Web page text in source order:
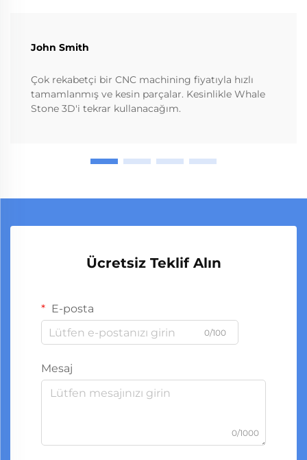
John Smith
Çok rekabetçi bir CNC machining fiyatıyla hızlı
tamamlanmış ve kesin parçalar. Kesinlikle Whale
Stone 3D'i tekrar kullanacağım.
Ücretsiz Teklif Alın
E-posta
0/100
Mesaj
0/1000